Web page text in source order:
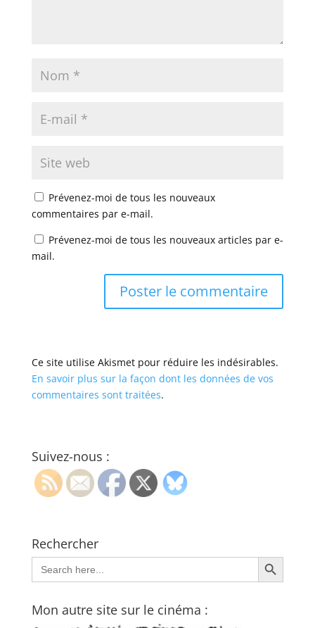
Prévenez-moi de tous les nouveaux
commentaires par e-mail.
Prévenez-moi de tous les nouveaux articles par e-
mail.
Ce site utilise Akismet pour réduire les indésirables.
En savoir plus sur la façon dont les données de vos
commentaires sont traitées.
Suivez-nous :
Rechercher
Search
for:
Search Button
Mon autre site sur le cinéma :